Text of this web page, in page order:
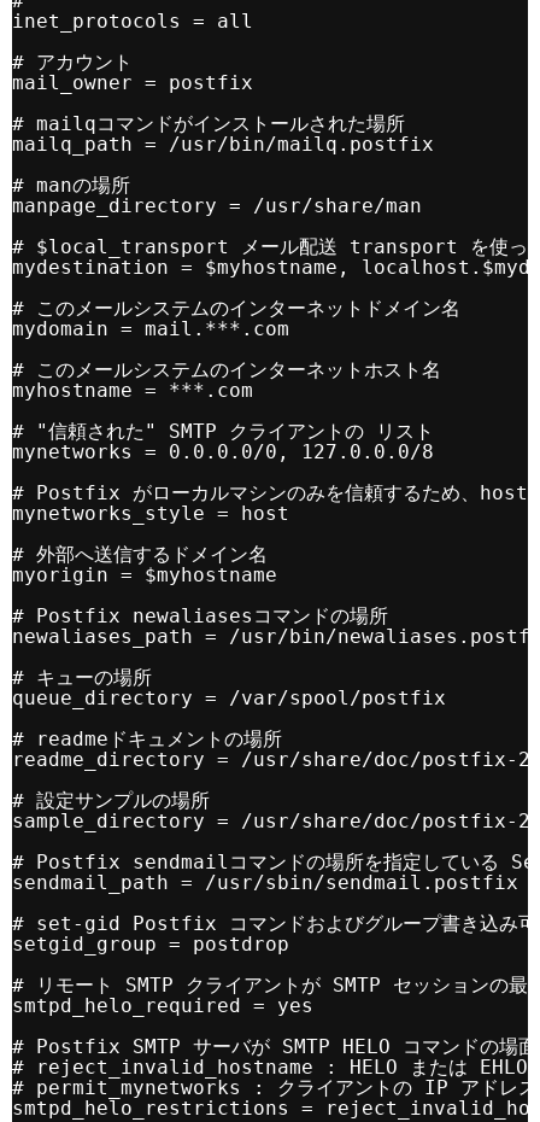
inet_protocols = all
# アカウント
mail_owner = postfix
# mailqコマンドがインストールされた場所
mailq_path = /usr/bin/mailq.postfix
# manの場所
manpage_directory = /usr/share/man
# $local_transport メール配送 transport を使って
mydestination = $myhostname,
# このメールシステムのインターネットドメイン名
mydomain = mail.***.com
# このメールシステムのインターネットホスト名
myhostname = ***.com
# "信頼された" SMTP クライアントの リスト
mynetworks = 0.0.0.0/0, 127.0.0.0/8
# Postfix がローカルマシンのみを信頼するため、host
mynetworks_style = host
# 外部へ送信するドメイン名
myorigin = $myhostname
# Postfix newaliasesコマンドの場所
newaliases_path = /usr/bin/
# キューの場所
queue_directory = /var/spool/postfix
# readmeドキュメントの場所
readme_directory = /usr/share/doc/postfix-
# 設定サンプルの場所
sample_directory = /usr/share/doc/postfix-
# Postfix sendmailコマンドの場所を指定している
sendmail_path = /usr/sbin/sendmail.postfix
# set-gid Postfix コマンドおよびグループ書き込み
setgid_group = postdrop
# リモート SMTP クライアントが SMTP セッション
smtpd_helo_required = yes
# Postfix SMTP サーバが SMTP HELO コマンドの場面
# reject_invalid_hostname : HELO または EHLO ホ
# permit_mynetworks : クライアントの IP アドレスが
smtpd_helo_restrictions =